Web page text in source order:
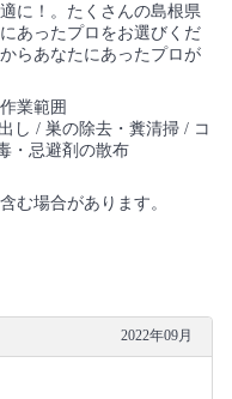
に！。たくさんの島根県
あったプロをお選びくだ
らあなたにあったプロが
業範囲
し / 巣の除去・糞清掃 / コ
・忌避剤の散布
む場合があります。
2022年09月